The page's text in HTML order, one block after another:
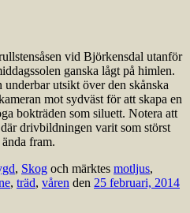
vid Björkensdal utanför
ganska lågt på himlen.
underbar utsikt över den skånska
mot sydväst för att skapa en
bokträden som siluett. Notera att
drivbildningen varit som störst
fram.
, Skog och märktes motljus,
, träd, våren den 25 februari, 2014